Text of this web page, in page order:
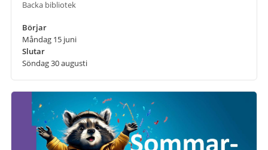
Backa bibliotek
Börjar
Måndag 15 juni
Slutar
Söndag 30 augusti